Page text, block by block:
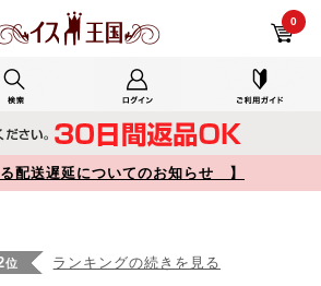
0
配送遅延についてのお知らせ 】
位 ランキングの続きを見る